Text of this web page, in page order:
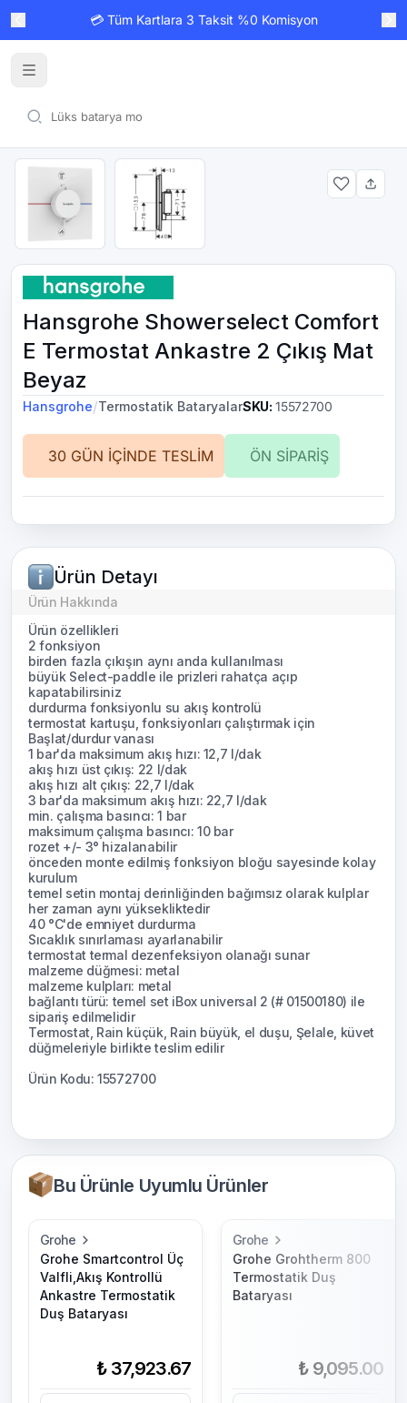
💳 Tüm Kartlara 3 Taksit %0 Komisyon
Hansgrohe Showerselect Comfort
E Termostat Ankastre 2 Çıkış Mat
Beyaz
Hansgrohe/Termostatik BataryalarSKU: 15572700
30 GÜN İÇİNDE TESLİM ÖN SİPARİŞ
Bu Ürünle Uyumlu Ürünler
Grohe
Grohe Smartcontrol Üç
Valfli,Akış Kontrollü
Ankastre Termostatik
Duş Bataryası
₺ 37,923.67
Grohe
Grohe Grohtherm 800
Termostatik Duş
Bataryası
₺ 9,095.00
Ürün Detayı
Ürün Hakkında
Ürün özellikleri
2 fonksiyon
birden fazla çıkışın aynı anda kullanılması
büyük Select-paddle ile prizleri rahatça açıp
kapatabilirsiniz
durdurma fonksiyonlu su akış kontrolü
termostat kartuşu, fonksiyonları çalıştırmak için
Başlat/durdur vanası
1 bar'da maksimum akış hızı: 12,7 l/dak
akış hızı üst çıkış: 22 l/dak
akış hızı alt çıkış: 22,7 l/dak
3 bar'da maksimum akış hızı: 22,7 l/dak
min. çalışma basıncı: 1 bar
maksimum çalışma basıncı: 10 bar
rozet +/- 3° hizalanabilir
önceden monte edilmiş fonksiyon bloğu sayesinde kolay
kurulum
temel setin montaj derinliğinden bağımsız olarak kulplar
her zaman aynı yüksekliktedir
40 °C'de emniyet durdurma
Sıcaklık sınırlaması ayarlanabilir
termostat termal dezenfeksiyon olanağı sunar
malzeme düğmesi: metal
malzeme kulpları: metal
bağlantı türü: temel set iBox universal 2 (# 01500180) ile
sipariş edilmelidir
Termostat, Rain küçük, Rain büyük, el duşu, Şelale, küvet
düğmeleriyle birlikte teslim edilir
Ürün Kodu: 15572700